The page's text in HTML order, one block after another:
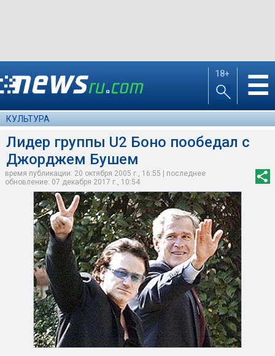
18+ ☰
КУЛЬТУРА
Лидер группы U2 Боно пообедал с
Джорджем Бушем
время публикации: 20 октября 2005 г., 16:55 | последнее
обновление: 07 декабря 2017 г., 10:54